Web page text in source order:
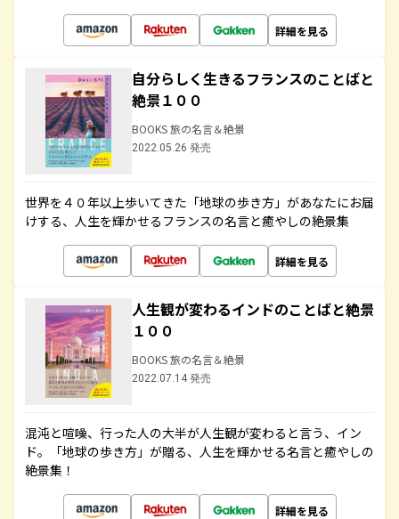
詳細を見る
自分らしく生きるフランスのことばと
絶景１００
BOOKS 旅の名言＆絶景
2022.05.26 発売
世界を４０年以上歩いてきた「地球の歩き方」があなたにお届
けする、人生を輝かせるフランスの名言と癒やしの絶景集
詳細を見る
人生観が変わるインドのことばと絶景
１００
BOOKS 旅の名言＆絶景
2022.07.14 発売
混沌と喧噪、行った人の大半が人生観が変わると言う、イン
ド。「地球の歩き方」が贈る、人生を輝かせる名言と癒やしの
絶景集！
詳細を見る